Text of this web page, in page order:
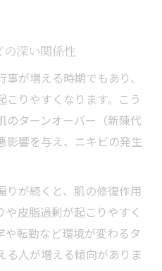
深い関係性
が増える時期でもあり、
りやすくなります。こう
のターンオーバー（新陳代
影響を与え、ニキビの発生
が続くと、肌の修復作用
皮脂過剰が起こりやすく
転勤など環境が変わるタ
る人が増える傾向がありま